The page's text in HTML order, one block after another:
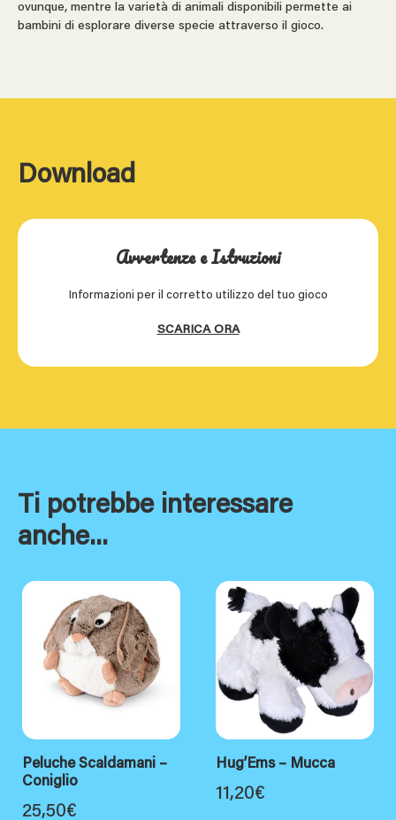
ovunque, mentre la varietà di animali disponibili permette ai
bambini di esplorare diverse specie attraverso il gioco.
Download
Avvertenze e Istruzioni
Informazioni per il corretto utilizzo del tuo gioco
SCARICA ORA
Ti potrebbe interessare
anche...
Peluche Scaldamani –
Coniglio
25,50€
Hug’Ems – Mucca
11,20€